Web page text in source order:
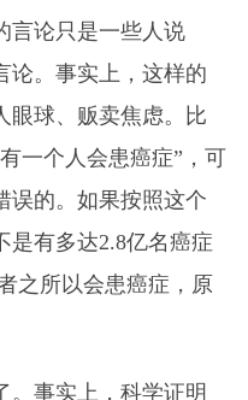
言论只是一些人说
论。事实上，这样的
眼球、贩卖焦虑。比
一个人会患癌症”，可
误的。如果按照这个
是有多达2.8亿名癌症
之所以会患癌症，原
。事实上，科学证明